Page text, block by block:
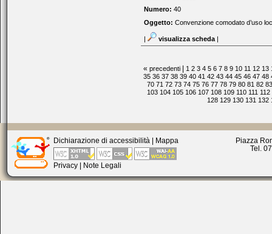
Numero: 40
Oggetto: Convenzione comodato d’uso
| visualizza scheda |
«precedenti | 1 2 3 4 5 6 7 8 9 10 11 12 13
35 36 37 38 39 40 41 42 43 44 45 46 47 48
70 71 72 73 74 75 76 77 78 79 80 81 82
103 104 105 106 107 108 109 110 111 112
128 129 130 131 132
Dichiarazione di accessibilità | Mappa
Privacy | Note Legali
Piazza
Tel.